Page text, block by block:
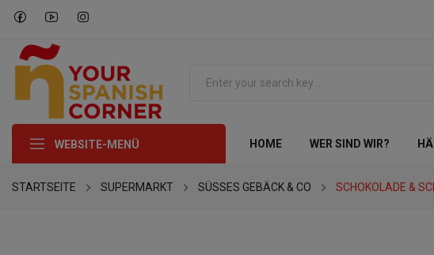
WEBSITE-MENÜ HOME WER SIND WIR?
STARTSEITE SUPERMARKT SÜSSES GEBÄCK & CO SCHOKOLADE &